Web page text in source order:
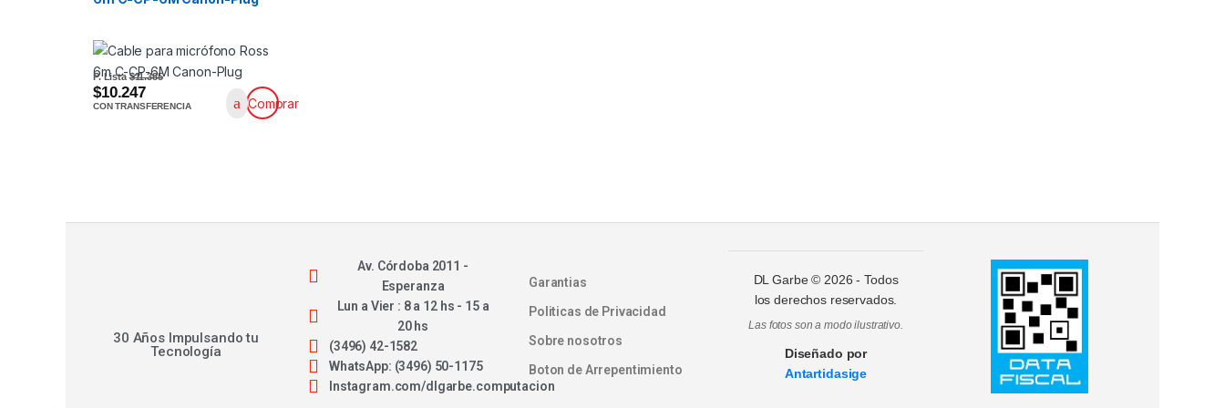
P. Lista$11.385
$10.247
CON TRANSFERENCIA Comprar
30 Años Impulsando tu
Tecnología
Av. Córdoba 2011 -
Esperanza
Lun a Vier : 8 a 12 hs - 15 a
20 hs
(3496) 42-1582
WhatsApp: (3496) 50-1175
Instagram.com/dlgarbe.computacion
Garantias
Politicas de Privacidad
Sobre nosotros
Boton de Arrepentimiento
DL Garbe ©2026 - Todos
los derechos reservados.
Las fotos son a modo ilustrativo.
Diseñado por
Antartidasige